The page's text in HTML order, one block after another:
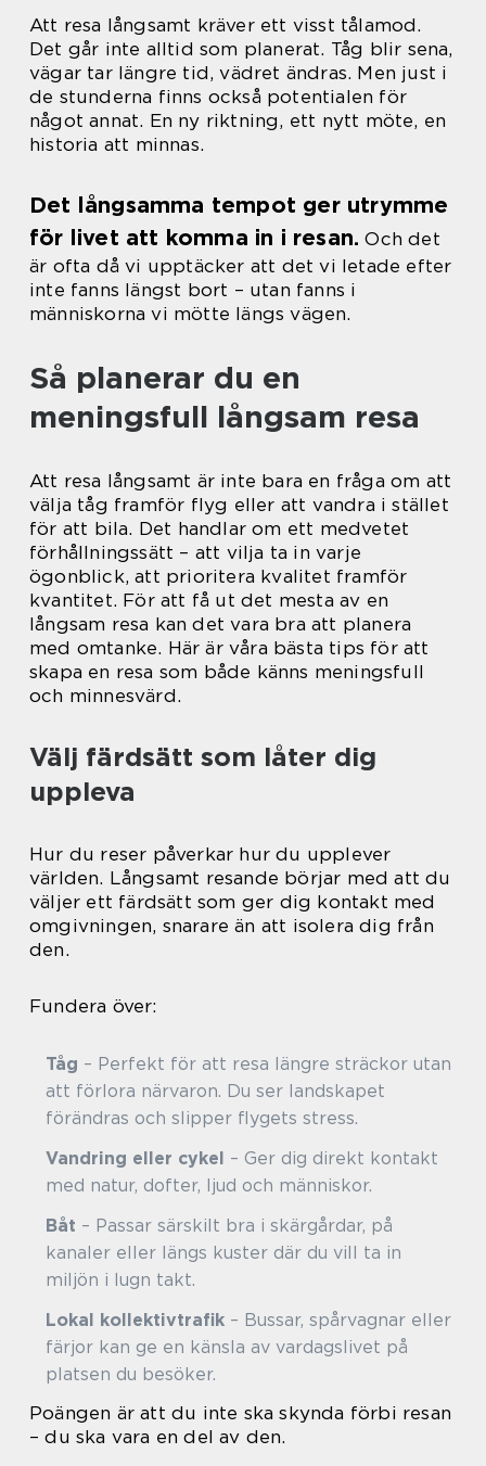
Att resa långsamt kräver ett visst tålamod.
Det går inte alltid som planerat. Tåg blir sena,
vägar tar längre tid, vädret ändras. Men just i
de stunderna finns också potentialen för
något annat. En ny riktning, ett nytt möte, en
historia att minnas.
Det långsamma tempot ger utrymme
för livet att komma in i resan. Och det
är ofta då vi upptäcker att det vi letade efter
inte fanns längst bort – utan fanns i
människorna vi mötte längs vägen.
Så planerar du en
meningsfull långsam resa
Att resa långsamt är inte bara en fråga om att
välja tåg framför flyg eller att vandra i stället
för att bila. Det handlar om ett medvetet
förhållningssätt – att vilja ta in varje
ögonblick, att prioritera kvalitet framför
kvantitet. För att få ut det mesta av en
långsam resa kan det vara bra att planera
med omtanke. Här är våra bästa tips för att
skapa en resa som både känns meningsfull
och minnesvärd.
Välj färdsätt som låter dig
uppleva
Hur du reser påverkar hur du upplever
världen. Långsamt resande börjar med att du
väljer ett färdsätt som ger dig kontakt med
omgivningen, snarare än att isolera dig från
den.
Fundera över:
Tåg – Perfekt för att resa längre sträckor utan
att förlora närvaron. Du ser landskapet
förändras och slipper flygets stress.
Vandring eller cykel – Ger dig direkt kontakt
med natur, dofter, ljud och människor.
Båt – Passar särskilt bra i skärgårdar, på
kanaler eller längs kuster där du vill ta in
miljön i lugn takt.
Lokal kollektivtrafik – Bussar, spårvagnar eller
färjor kan ge en känsla av vardagslivet på
platsen du besöker.
Poängen är att du inte ska skynda förbi resan
– du ska vara en del av den.